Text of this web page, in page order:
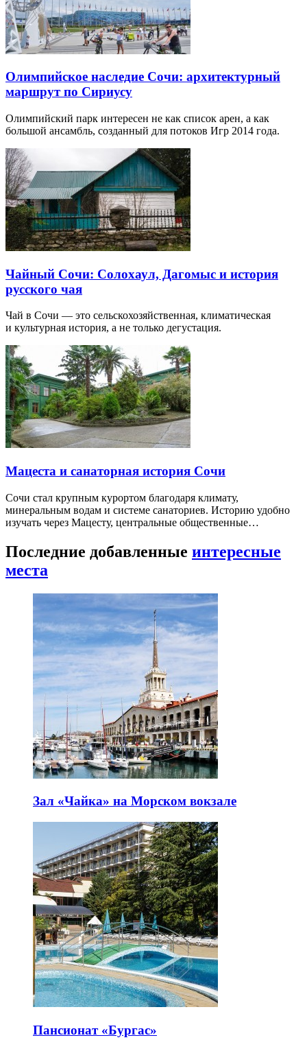
Олимпийское наследие Сочи: архитектурный
маршрут по Сириусу
Олимпийский парк интересен не как список арен, а как
большой ансамбль, созданный для потоков Игр 2014 года.
Чайный Сочи: Солохаул, Дагомыс и история
русского чая
Чай в Сочи — это сельскохозяйственная, климатическая
и культурная история, а не только дегустация.
Мацеста и санаторная история Сочи
Сочи стал крупным курортом благодаря климату,
минеральным водам и системе санаториев. Историю удобно
изучать через Мацесту, центральные общественные…
Последние добавленные интересные
места
Зал «Чайка» на Морском вокзале
Пансионат «Бургас»